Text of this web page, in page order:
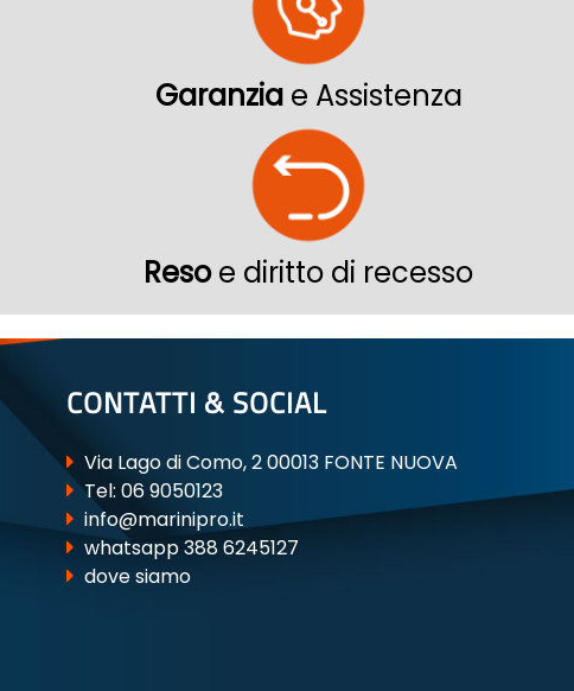
Garanzia e Assistenza
Resoe diritto di recesso
CONTATTI & SOCIAL
Via Lago di Como, 2 00013 FONTE NUOVA
Tel: 06 9050123
info@marinipro.it
whatsapp 388 6245127
dove siamo